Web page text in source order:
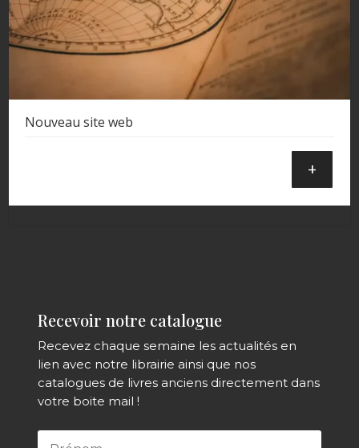
Nouveau site web
+
Recevoir notre catalogue
Recevez chaque semaine les actualités en
lien avec notre librairie ainsi que nos
catalogues de livres anciens directement dans
votre boite mail !